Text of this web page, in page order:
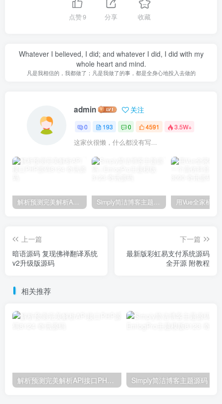
点赞9 分享 收藏
Whatever I believed, I did; and whatever I did, I did with my
whole heart and mind.
凡是我相信的，我都做了；凡是我做了的事，都是全身心地投入去做的
admin 关注
0 193 0 4591 3.5W+
这家伙很懒，什么都没有写...
上一篇
暗语源码 复现佛禅翻译系统
v2升级版源码
下一篇
最新版彩虹易支付系统源码
全开源 附教程
相关推荐
解析预测完美解析API接口PHP源码8124